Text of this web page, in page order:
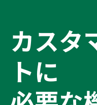
カスタ
トに